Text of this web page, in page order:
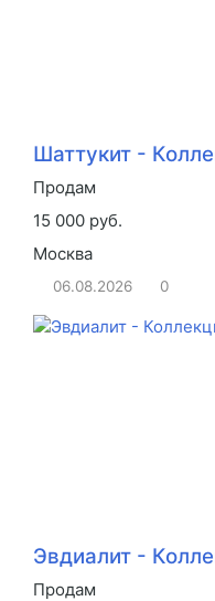
Шаттукит -
Продам
15 000 руб.
Москва
06.08.2026 0
Эвдиалит -
Продам